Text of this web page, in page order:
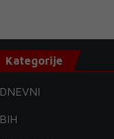
Kategorije
DNEVNI
BIH